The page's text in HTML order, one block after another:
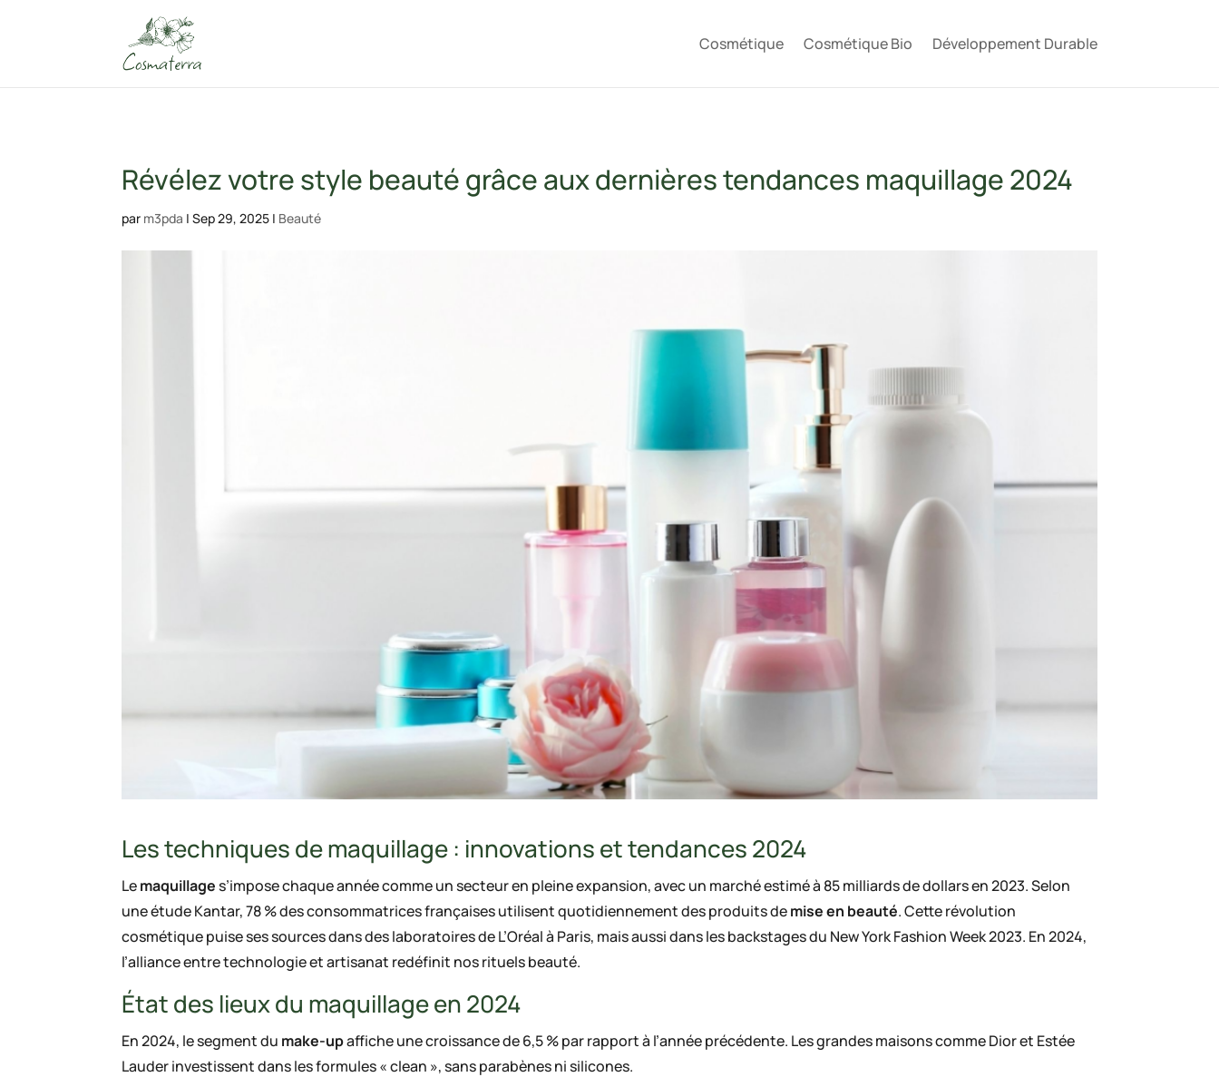
Cosmétique Cosmétique Bio Développement Durable
Révélez votre style beauté grâce aux dernières tendances maquillage 2024
par m3pda |Sep 29, 2025 | Beauté
Les techniques de maquillage : innovations et tendances 2024
Lemaquillages’impose chaque année comme un secteur en pleine expansion, avec un marché estimé à 85 milliards de dollars en 2023. Selon
une étude Kantar, 78 % des consommatrices françaises utilisent quotidiennement des produits demise en beauté. Cette révolution
cosmétique puise ses sources dans des laboratoires de L’Oréal à Paris, mais aussi dans les backstages du New York Fashion Week 2023. En 2024,
l’alliance entre technologie et artisanat redéfinit nos rituels beauté.
État des lieux du maquillage en 2024
En 2024, le segment du make-upaffiche une croissance de 6,5 % par rapport à l’année précédente. Les grandes maisons comme Dior et Estée
Lauder investissent dans les formules « clean », sans parabènes ni silicones.